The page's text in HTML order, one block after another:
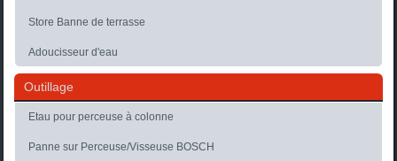
Store Banne de terrasse
Adoucisseur d'eau
Outillage
Etau pour perceuse à colonne
Panne sur Perceuse/Visseuse BOSCH